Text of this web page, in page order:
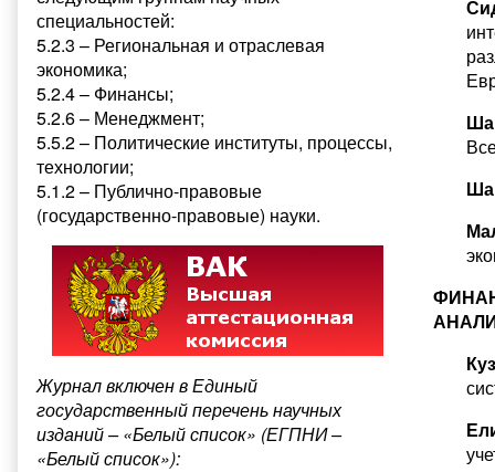
специальностей:
5.2.3 – Региональная и отраслевая
экономика;
5.2.4 – Финансы;
5.2.6 – Менеджмент;
5.5.2 – Политические институты, процессы,
технологии;
5.1.2 – Публично-правовые
(государственно-правовые) науки.
Журнал включен в Единый
государственный перечень научных
изданий – «Белый список» (ЕГПНИ –
«Белый список»):